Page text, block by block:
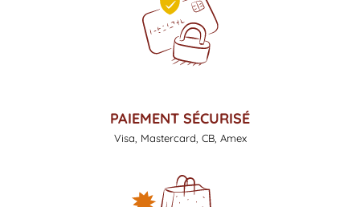
PAIEMENT SÉCURISÉ
Visa, Mastercard, CB, Amex